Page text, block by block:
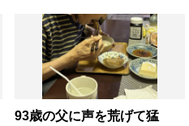
93歳の父に声を荒げて猛